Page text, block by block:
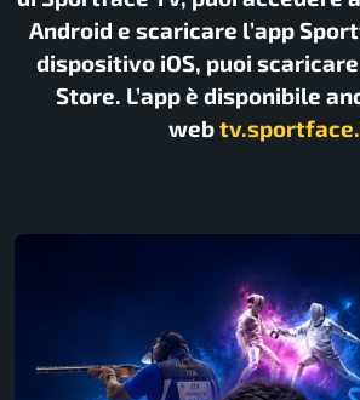
Android e scaricare l’app
dispositivo iOS, puoi scaricare
Store. L’app è disponibile
web